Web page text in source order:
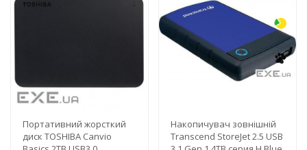
Портативний жорсткий
диск TOSHIBA Canvio
Накопичувач зовнішній
Transcend StoreJet 2.5 USB